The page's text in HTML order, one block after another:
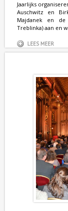
Jaarlijks
Auschwitz en
Majdanek en de
Treblinka) aan en
LEES MEER